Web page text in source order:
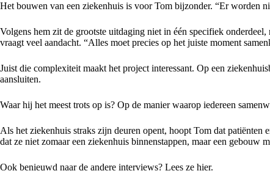
Het bouwen van een ziekenhuis is voor Tom bijzonder. “Er worden
Volgens hem zit de grootste uitdaging niet in één specifiek
vraagt veel aandacht. “Alles moet precies op het juiste moment
Juist die complexiteit maakt het project interessant. Op een
aansluiten.
Waar hij het meest trots op is? Op de manier waarop iedereen
Als het ziekenhuis straks zijn deuren opent, hoopt Tom dat
dat ze niet zomaar een ziekenhuis binnenstappen, maar een gebouw
Ook benieuwd naar de andere interviews? Lees ze hier.